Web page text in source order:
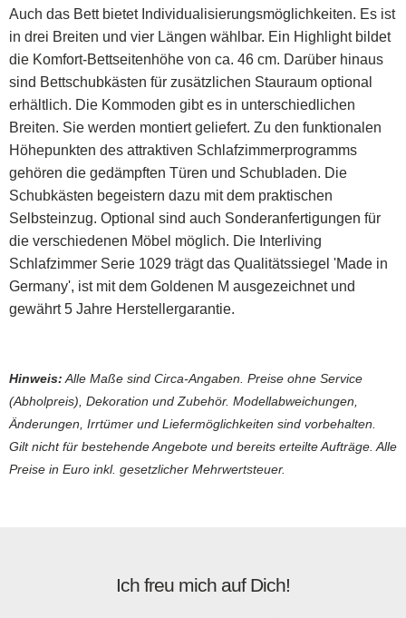
Auch das Bett bietet Individualisierungsmöglichkeiten. Es ist
in drei Breiten und vier Längen wählbar. Ein Highlight bildet
die Komfort-Bettseitenhöhe von ca. 46 cm. Darüber hinaus
sind Bettschubkästen für zusätzlichen Stauraum optional
erhältlich. Die Kommoden gibt es in unterschiedlichen
Breiten. Sie werden montiert geliefert. Zu den funktionalen
Höhepunkten des attraktiven Schlafzimmerprogramms
gehören die gedämpften Türen und Schubladen. Die
Schubkästen begeistern dazu mit dem praktischen
Selbsteinzug. Optional sind auch Sonderanfertigungen für
die verschiedenen Möbel möglich. Die Interliving
Schlafzimmer Serie 1029 trägt das Qualitätssiegel 'Made in
Germany', ist mit dem Goldenen M ausgezeichnet und
gewährt 5 Jahre Herstellergarantie.
Hinweis: Alle Maße sind Circa-Angaben. Preise ohne Service
(Abholpreis), Dekoration und Zubehör. Modellabweichungen,
Änderungen, Irrtümer und Liefermöglichkeiten sind vorbehalten.
Gilt nicht für bestehende Angebote und bereits erteilte Aufträge. Alle
Preise in Euro inkl. gesetzlicher Mehrwertsteuer.
Ich freu mich auf Dich!